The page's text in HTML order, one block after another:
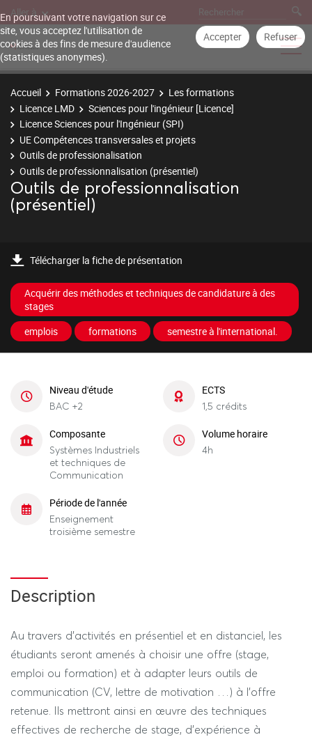
En poursuivant votre navigation sur ce
site, vous acceptez l'utilisation de
cookies à des fins de mesure d'audience
(statistiques anonymes).
Accepter Refuser
Aller à
Accueil Formations 2026-2027
Les formations
Licence LMD
Sciences pour l'ingénieur [Licence]
Licence Sciences pour l'Ingénieur (SPI)
UE Compétences transversales et projets
Outils de professionalisation
Outils de professionnalisation (présentiel)
Outils de professionnalisation
(présentiel)
Télécharger la fiche de présentation
Acquérir des méthodes et techniques de candidature à des
stages
emplois
formations semestre à l'international.
Niveau d'étude
BAC +2
ECTS
1,5 crédits
Composante
Systèmes Industriels
et techniques de
Communication
Volume horaire
4h
Période de l'année
Enseignement
troisième semestre
Description
Au travers d'activités en présentiel et en distanciel, les
étudiants seront amenés à choisir une offre (stage,
emploi ou formation) et à adapter leurs outils de
communication (CV, lettre de motivation …) à l’offre
retenue. Ils mettront ainsi en œuvre des techniques
effectives de recherche de stage, d'expérience à